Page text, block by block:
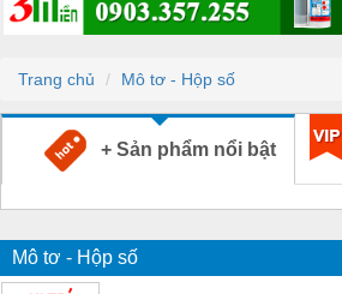
Trang chủ Mô tơ - Hộp số
+ Sản phẩm nổi bật
Mô tơ - Hộp số